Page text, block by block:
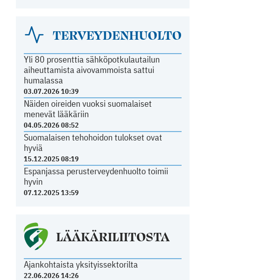
TERVEYDENHUOLTO
Yli 80 prosenttia sähköpotkulautailun
aiheuttamista aivovammoista sattui
humalassa
03.07.2026 10:39
Näiden oireiden vuoksi suomalaiset
menevät lääkäriin
04.05.2026 08:52
Suomalaisen tehohoidon tulokset ovat
hyviä
15.12.2025 08:19
Espanjassa perusterveydenhuolto toimii
hyvin
07.12.2025 13:59
LÄÄKÄRILIITOSTA
Ajankohtaista yksityissektorilta
22.06.2026 14:26